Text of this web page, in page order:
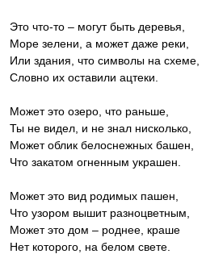
Это что-то – могут быть деревья,
Море зелени, а может даже реки,
Или здания, что символы на схеме,
Словно их оставили ацтеки.
Может это озеро, что раньше,
Ты не видел, и не знал нисколько,
Может облик белоснежных башен,
Что закатом огненным украшен.
Может это вид родимых пашен,
Что узором вышит разноцветным,
Может это дом – роднее, краше
Нет которого, на белом свете.